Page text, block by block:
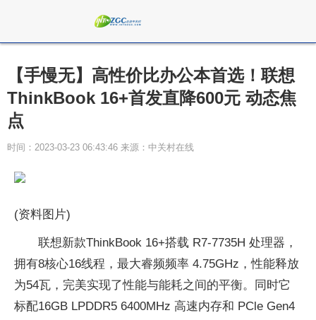
【手慢无】高性价比办公本首选！联想
ThinkBook 16+首发直降600元 动态焦
点
时间：2023-03-23 06:43:46 来源：中关村在线
(资料图片)
联想新款ThinkBook 16+搭载 R7-7735H 处理器，
拥有8核心16线程，最大睿频频率 4.75GHz，性能释放
为54瓦，完美实现了性能与能耗之间的平衡。同时它
标配16GB LPDDR5 6400MHz 高速内存和 PCle Gen4